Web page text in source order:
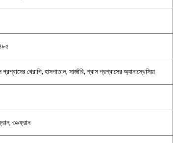
থেরাপি, হাসপাতাল, সার্জারি, শ্বাস প্রশ্বাসের অ্যানাস্থেসিয়া
৩৯ফ্রান